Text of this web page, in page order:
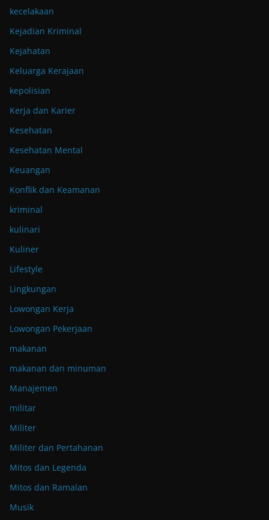
kecelakaan
Kejadian Kriminal
Kejahatan
Keluarga Kerajaan
kepolisian
Kerja dan Karier
Kesehatan
Kesehatan Mental
Keuangan
Konflik dan Keamanan
kriminal
kulinari
Kuliner
Lifestyle
Lingkungan
Lowongan Kerja
Lowongan Pekerjaan
makanan
makanan dan minuman
Manajemen
militar
Militer
Militer dan Pertahanan
Mitos dan Legenda
Mitos dan Ramalan
Musik